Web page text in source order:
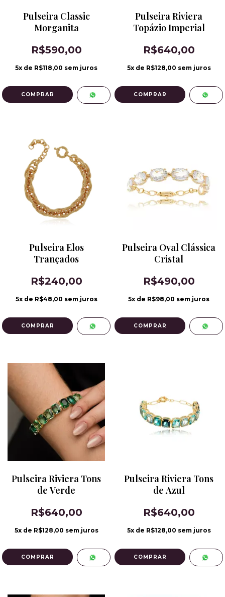
Pulseira Classic
Morganita
R$590,00
5x de R$118,00 sem juros
Pulseira Riviera
Topázio Imperial
R$640,00
5x de R$128,00 sem juros
Pulseira Elos
Trançados
R$240,00
5x de R$48,00 sem juros
Pulseira Oval Clássica
Cristal
R$490,00
5x de R$98,00 sem juros
Pulseira Riviera Tons
de Verde
R$640,00
5x de R$128,00 sem juros
Pulseira Riviera Tons
de Azul
R$640,00
5x de R$128,00 sem juros